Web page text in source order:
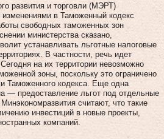
развития и торговли (МЭРТ)
изменениями в Таможенный кодекс
свободных таможенных зон
министерства сказано,
устанавливать льготные налоговые
В частности, речь идет
на их территории невозможно
зоны, поскольку это ограничено
Таможенного кодекса. Еще одна
— предоставление льгот под отдельные
считают, что такие
инвестиций в новые проекты,
компаний.